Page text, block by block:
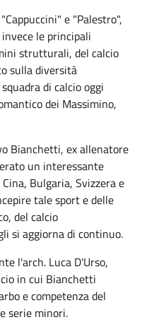
e "Palestro",
le principali
strutturali, del calcio
sulla diversità
di calcio oggi
dei Massimino,
Bianchetti, ex allenatore
un interessante
Bulgaria, Svizzera e
tale sport e delle
del calcio
si aggiorna di continuo.
l'arch. Luca D'Urso,
in cui Bianchetti
e competenza del
serie minori.